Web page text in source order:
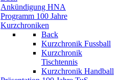
Ankündigung HNA
Programm 100 Jahre
Kurzchroniken
Back
Kurzchronik Fussball
Kurzchronik
Tischtennis
Kurzchronik Handball